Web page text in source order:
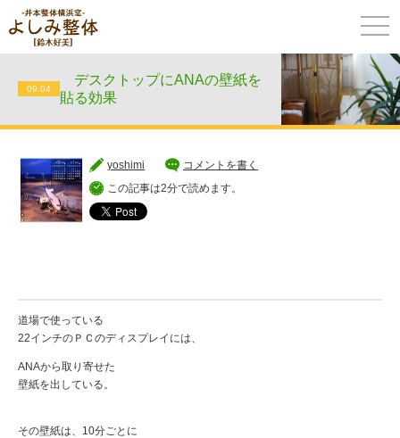
09.04
デスクトップにANAの壁紙を
貼る効果
yoshimi
コメントを書く
この記事は2分で読めます。
道場で使っている
22インチのＰＣのディスプレイには、
ANAから取り寄せた
壁紙を出している。
その壁紙は、10分ごとに